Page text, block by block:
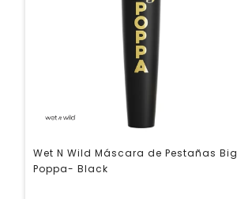
Wet N Wild Máscara de Pestañas Big
Poppa- Black